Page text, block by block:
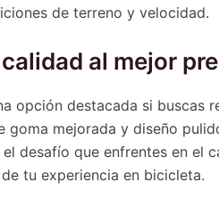
de terreno y velocidad.
al mejor
opción destacada si
mejorada y diseño
desafío que enfrentes en el
tu experiencia en bicicleta.